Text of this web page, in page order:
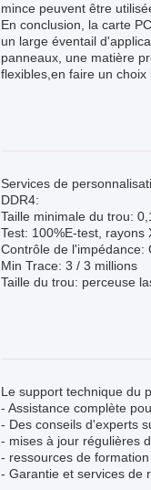
mince peuvent être
En conclusion, la carte
un large éventail
panneaux, une matière
flexibles,en faire un
Services de
DDR4:
Taille minimale du trou:
Test: 100%E-test, rayons
Contrôle de l'impédance:
Min Trace: 3 / 3 millions
Taille du trou: perceuse
Le support technique du
- Assistance complète
- Des conseils d'experts
- mises à jour régulières
- ressources de
- Garantie et services de